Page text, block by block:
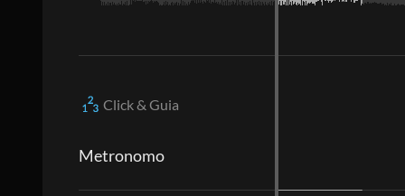
Click & Guia
Metronomo